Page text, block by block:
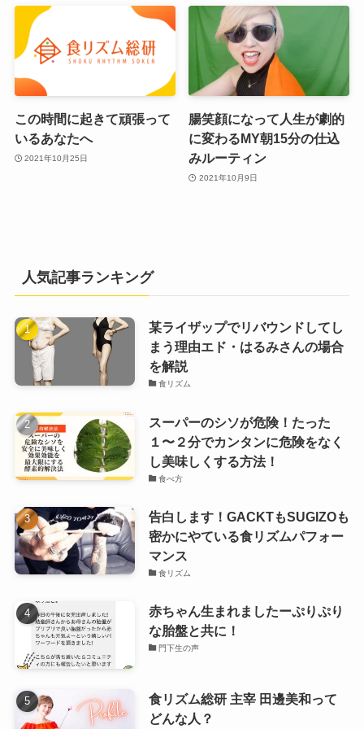
この時間に起きて頑張って
いるあなたへ
2021年10月25日
腸笑顔になって人生が劇的
に変わるMY朝15分の仕込
みルーティン
2021年10月9日
人気記事ランキング
某ライザップでリバウンドしてし
まう理由エド・はるみさんの場合
を解説
食リズム
スーパーのシソが危険！たった
１〜２分でカンタンに危険をなく
し美味しくする方法！
食べ方
告白します！GACKTもSUGIZOも
密かにやている食リズムパフォー
マンス
食リズム
赤ちゃん生まれましたーぷりぷり
な胎盤と共に！
門下生の声
食リズム総研 主宰 田邊美和って
どんな人？